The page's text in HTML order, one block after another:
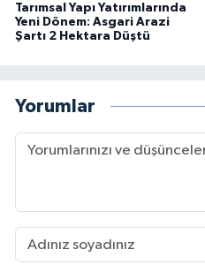
Tarımsal Yapı Yatırımlarında
Yeni Dönem: Asgari Arazi
Şartı 2 Hektara Düştü
Yorumlar